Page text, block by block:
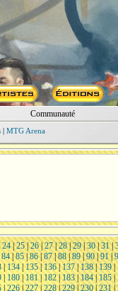
Communauté
| MTG Arena
24| 25| 26| 27|28| 29|30|31|
84|85|86|87|88|89|90|91|
|134| 135| 136| 137| 138| 139|
| 180| 181| 182| 183|184| 185|
| 226| 227| 228|229|230| 231|